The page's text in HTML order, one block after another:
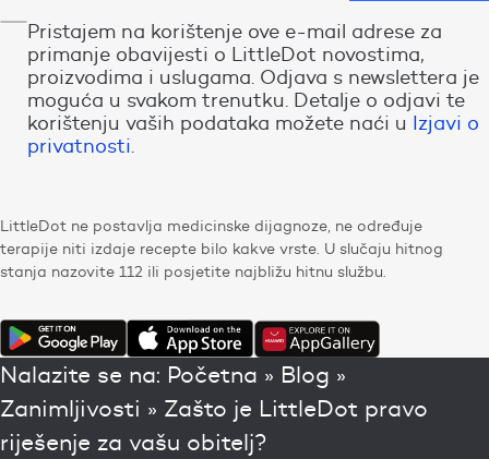
Pristajem na korištenje ove e-mail adrese za
primanje obavijesti o LittleDot novostima,
proizvodima i uslugama. Odjava s newslettera je
moguća u svakom trenutku. Detalje o odjavi te
korištenju vaših podataka možete naći u Izjavi o
privatnosti.
LittleDot ne postavlja medicinske dijagnoze, ne određuje
terapije niti izdaje recepte bilo kakve vrste. U slučaju hitnog
stanja nazovite 112 ili posjetite najbližu hitnu službu.
Nalazite se na: Početna » Blog »
Zanimljivosti » Zašto je LittleDot pravo
riješenje za vašu obitelj?